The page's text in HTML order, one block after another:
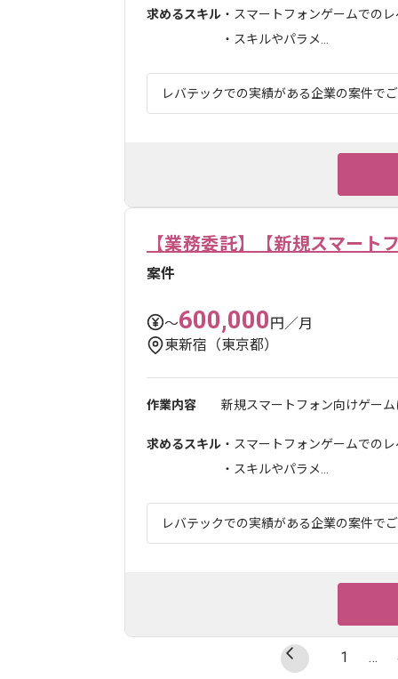
求めるスキル ・スマートフォンゲームでの
・スキルやパラメ...
レバテックでの実績がある企業の案件で
【業務委託】【新規スマート
案件
〜600,000円／月
東新宿（東京都）
作業内容 新規スマートフォン向けゲー
求めるスキル ・スマートフォンゲームでの
・スキルやパラメ...
レバテックでの実績がある企業の案件で
1 …